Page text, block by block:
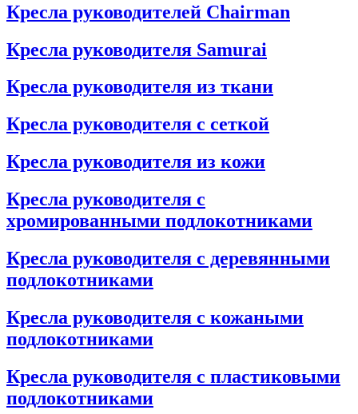
Кресла руководителей Chairman
Кресла руководителя Samurai
Кресла руководителя из ткани
Кресла руководителя с сеткой
Кресла руководителя из кожи
Кресла руководителя с
хромированными подлокотниками
Кресла руководителя с деревянными
подлокотниками
Кресла руководителя с кожаными
подлокотниками
Кресла руководителя с пластиковыми
подлокотниками